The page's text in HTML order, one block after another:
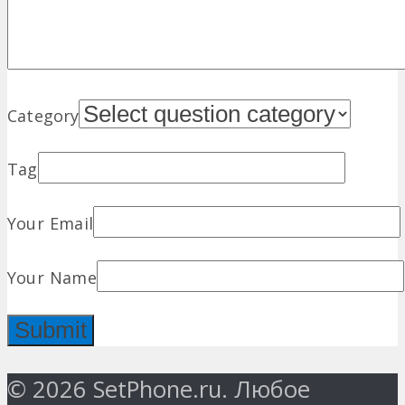
Category
Tag
Your Email
Your Name
© 2026 SetPhone.ru. Любое